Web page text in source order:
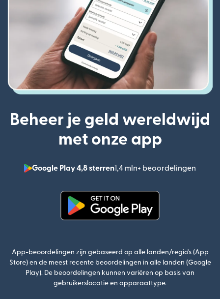
Beheer je geld wereldwijd
met onze app
Google Play 4,8 sterren1,4 mln+ beoordelingen
App-beoordelingen zijn gebaseerd op alle landen/regio's (App
Store) en de meest recente beoordelingen in alle landen (Google
Play). De beoordelingen kunnen variëren op basis van
gebruikerslocatie en apparaattype.